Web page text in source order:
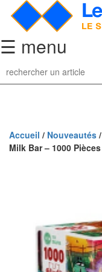
☰ menu
Jeu
d’Echecs
collection
d’échecs
classiques
Coffrets
Accueil / Nouveautés /
Milk Bar – 1000 Pièces